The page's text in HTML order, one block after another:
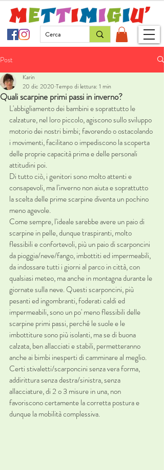
Post
Quali scarpine primi passi in inverno?
Karin
20 dic 2020 Tempo di lettura: 1 min
L'abbigliamento dei bambini e soprattutto le
calzature, nel loro piccolo, agiscono sullo sviluppo
motorio dei nostri bimbi; favorendo o ostacolando
i movimenti, facilitano o impediscono la scoperta
delle proprie capacità prima e delle personali
attitudini poi.
Di tutto ciò, i genitori sono molto attenti e
consapevoli, ma l'inverno non aiuta e soprattutto
la scelta delle prime scarpine diventa un pochino
meno agevole.
Come sempre, l'ideale sarebbe avere un paio di
scarpine in pelle, dunque traspiranti, molto
flessibili e confortevoli, più un paio di scarponcini
da pioggia/neve/fango, imbottiti ed impermeabili,
da indossare tutti i giorni al parco in città, con
qualsiasi meteo, ma anche in montagna durante le
giornate sulla neve. Questi scarponcini, più
pesanti ed ingombranti, foderati caldi ed
impermeabili, sono un po' meno flessibili delle
scarpine primi passi, perché le suole e le
imbottiture sono più isolanti, ma se di buona
calzata, ben allacciati e stabili, permetteranno
anche ai bimbi inesperti di camminare al meglio.
Certi stivaletti/scarponcini senza vera forma,
addirittura senza destra/sinistra, senza
allacciature, di 2 o 3 misure in una, non
favoriscono certamente la corretta postura e
dunque la mobilità complessiva.